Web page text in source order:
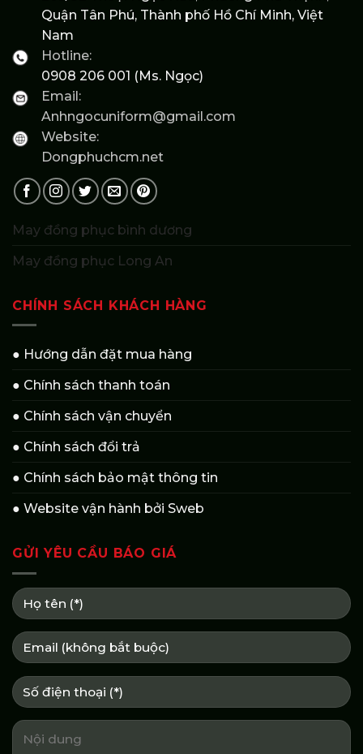
Quận Tân Phú, Thành phố Hồ Chí Minh, Việt
Nam
Hotline:
0908 206 001 (Ms. Ngọc)
Email:
Anhngocuniform@gmail.com
Website:
Dongphuchcm.net
May đồng phục bình dương
May đồng phục Long An
CHÍNH SÁCH KHÁCH HÀNG
● Hướng dẫn đặt mua hàng
● Chính sách thanh toán
● Chính sách vận chuyển
● Chính sách đổi trả
● Chính sách bảo mật thông tin
● Website vận hành bởi Sweb
GỬI YÊU CẦU BÁO GIÁ